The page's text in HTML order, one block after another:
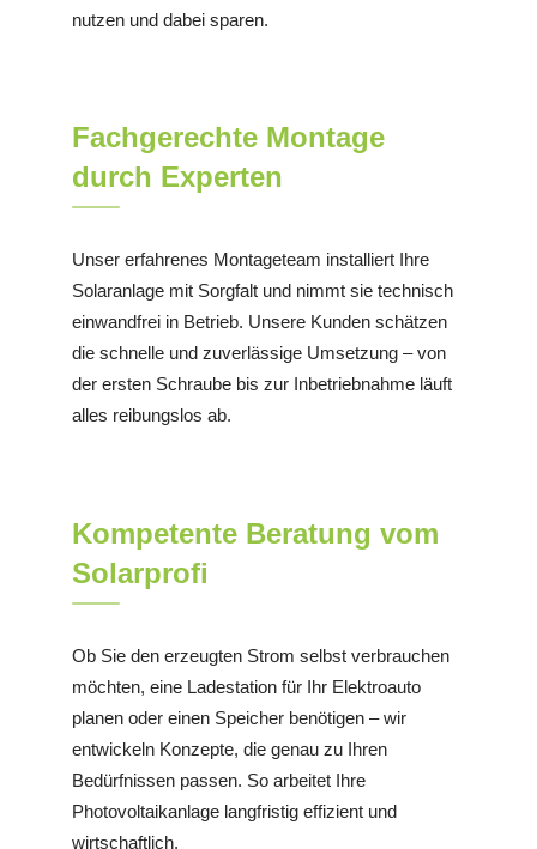
nutzen und dabei sparen.
Fachgerechte Montage
durch Experten
Unser erfahrenes Montageteam installiert Ihre
Solaranlage mit Sorgfalt und nimmt sie technisch
einwandfrei in Betrieb. Unsere Kunden schätzen
die schnelle und zuverlässige Umsetzung – von
der ersten Schraube bis zur Inbetriebnahme läuft
alles reibungslos ab.
Kompetente Beratung vom
Solarprofi
Ob Sie den erzeugten Strom selbst verbrauchen
möchten, eine Ladestation für Ihr Elektroauto
planen oder einen Speicher benötigen – wir
entwickeln Konzepte, die genau zu Ihren
Bedürfnissen passen. So arbeitet Ihre
Photovoltaikanlage langfristig effizient und
wirtschaftlich.